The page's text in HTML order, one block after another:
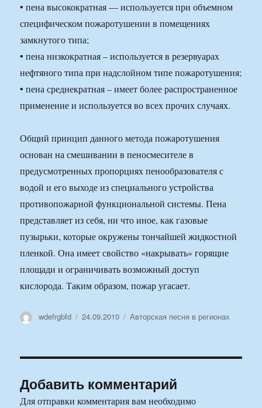
• пена высокократная — используется при объемном
специфическом пожаротушении в помещениях
замкнутого типа;
• пена низкократная – используется в резервуарах
нефтяного типа при надслойном типе пожаротушения;
• пена среднекратная – имеет более распространенное
применение и используется во всех прочих случаях.
Общий принцип данного метода пожаротушения
основан на смешивании в пеносмесителе в
предусмотренных пропорциях пенообразователя с
водой и его выходе из специального устройства
противопожарной функциональной системы. Пена
представляет из себя, ни что иное, как газовые
пузырьки, которые окружены тончайшей жидкостной
пленкой. Она имеет свойство «накрывать» горящие
площади и ограничивать возможный доступ
кислорода. Таким образом, пожар угасает.
Автор
wdefrgbfd Опубликовано
24.09.2010 Рубрики
Авторская песня в регионах
Добавить комментарий
Для отправки комментария вам необходимо